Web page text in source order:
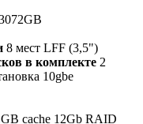
8 мест LFF (3,5")
в комплекте 2
10gbe
cache 12Gb RAID